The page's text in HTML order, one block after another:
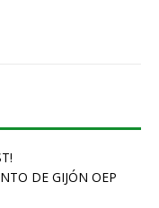
DE GIJÓN OEP